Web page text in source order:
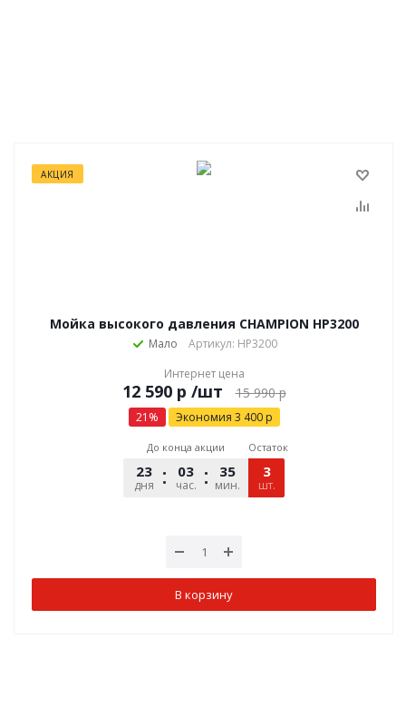
АКЦИЯ
Мойка высокого давления CHAMPION HP3200
Мало
Артикул: HP3200
Интернет цена
р /шт 15 990р
21 % Экономия 3 400р
До конца акции
23
дня
03
час.
35
мин.
28
сек.
Остаток
3
шт.
В корзину